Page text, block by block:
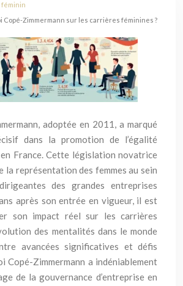
Copé-Zimmermann sur les carrières féminines ?
adoptée en 2011, a marqué
dans la promotion de l’égalité
France. Cette législation novatrice
la représentation des femmes au sein
des grandes entreprises
après son entrée en vigueur, il est
son impact réel sur les carrières
des mentalités dans le monde
avancées significatives et défis
Copé-Zimmermann a indéniablement
de la gouvernance d’entreprise en